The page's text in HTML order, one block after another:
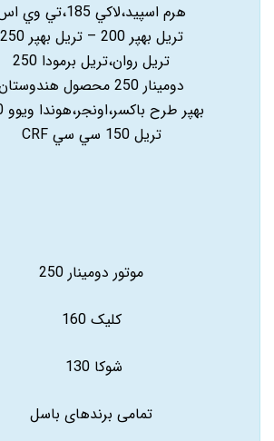
هرم اسپيد،لاکي 185،تي وي اس
تريل بهپر 200 – تريل بهپر 250
تريل روان،تريل برمودا 250
دومينار 250 محصول هندوستان
بهپر طرح باکسر،اونجر،هوندا ويوو 150
تريل 150 سي سي CRF
موتور دومینار 250
کلیک 160
شوکا 130
تمامی برندهای باسل